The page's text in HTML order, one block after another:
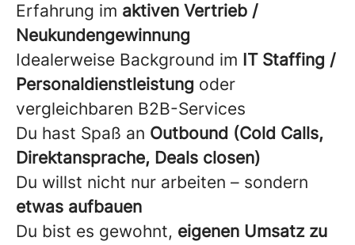
Erfahrung im aktiven Vertrieb /
Neukundengewinnung
Idealerweise Background im IT Staffing /
Personaldienstleistung oder
vergleichbaren B2B-Services
Du hast Spaß an Outbound (Cold Calls,
Direktansprache, Deals closen)
Du willst nicht nur arbeiten – sondern
etwas aufbauen
Du bist es gewohnt, eigenen Umsatz zu